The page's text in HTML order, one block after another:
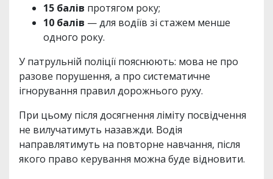
15 балів протягом року;
10 балів — для водіїв зі стажем менше
одного року.
У патрульній поліції пояснюють: мова не про
разове порушення, а про систематичне
ігнорування правил дорожнього руху.
При цьому після досягнення ліміту посвідчення
не вилучатимуть назавжди. Водія
направлятимуть на повторне навчання, після
якого право керування можна буде відновити.